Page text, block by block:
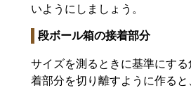
いようにしましょう。
段ボール箱の接着部分
サイズを測るときに基準にす
着部分を切り離すように作ると